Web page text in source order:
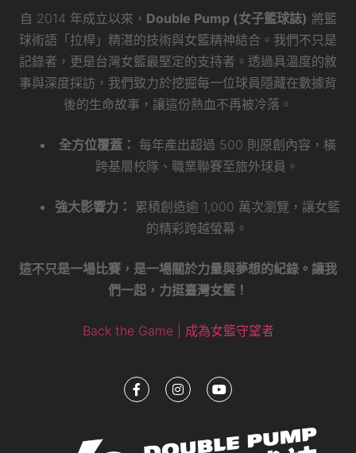
自 2014 年成立以來， Double Pump (女子籃球誌) 將籃
球術語「拉桿」精湛的技術與女籃精神結合。我們不只是
記錄者，更是台灣女籃最堅定的支持者。透過具溫度的敘
事與深度採訪，我們致力於挖掘每一位球員隱藏在數據背
後的生命故事，讓這份熱血不再被冷落。
全方位覆蓋： 每年產出超過 500 則原創內容，橫
跨基層校隊、職業聯賽至旅外球員。
強大影響力：
累積創造逾 1,000 萬次瀏覽，讓女籃
的精彩跨越螢幕。
這不只是一場比賽，是一場關於力量與夢想的紀錄。讓我
們一起，力挺臺灣女籃！
Back the Game | 成為女籃守望者